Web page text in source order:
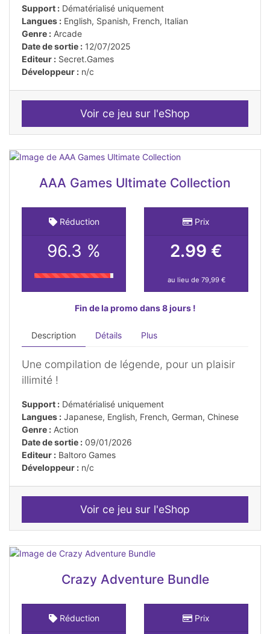
Support : Dématérialisé uniquement
Langues : English, Spanish, French, Italian
Genre : Arcade
Date de sortie : 12/07/2025
Editeur : Secret.Games
Développeur : n/c
Voir ce jeu sur l'eShop
AAA Games Ultimate Collection
Réduction
96.3 %
Prix
2.99 €
au lieu de 79,99 €
Fin de la promo dans 8 jours !
Description Détails Plus
Une compilation de légende, pour un plaisir
illimité !
Support : Dématérialisé uniquement
Langues : Japanese, English, French, German, Chinese
Genre : Action
Date de sortie : 09/01/2026
Editeur : Baltoro Games
Développeur : n/c
Voir ce jeu sur l'eShop
Crazy Adventure Bundle
Réduction Prix